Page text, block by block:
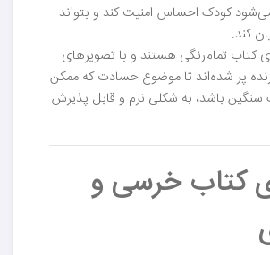
کودک احساس امنیت کند و بتواند
کند.
تمام‌رنگی هستند و با تصویرهای
پر شده‌اند تا موضوع حسادت که ممکن
باشد، به شکلی نرم و قابل پذیرش
کتاب خرسی و